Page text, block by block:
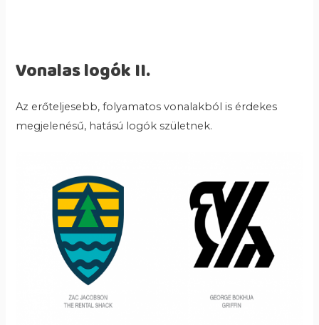
Vonalas logók II.
Az erőteljesebb, folyamatos vonalakból is érdekes
megjelenésű, hatású logók születnek.